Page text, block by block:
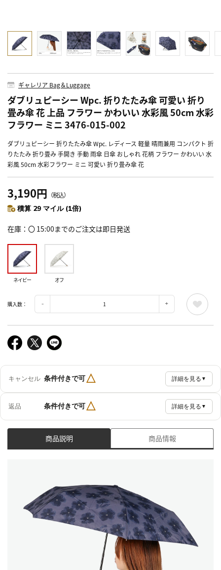
ギャレリア Bag＆Luggage
ダブリュピーシー Wpc. 折りたたみ傘 可愛い 折り
畳み傘 花 上品 フラワー かわいい 水彩風 50cm 水彩
フラワー ミニ 3476-015-002
ダブリュピーシー 折りたたみ傘 Wpc. レディース 軽量 晴雨兼用 コンパクト 折
りたたみ 折り畳み 手開き 手動 雨傘 日傘 おしゃれ 花柄 フラワー かわいい 水
彩風 50cm 水彩フラワー ミニ 可愛い 折り畳み傘 花
3,190円 （税込）
積算 29 マイル (1倍)
在庫 〇 15:00までのご注文は即日発送
ネイビー オフ
購入数：
キャンセル 条件付きで可△ 詳細を見る ▼
返品 条件付きで可△ 詳細を見る ▼
商品説明 商品情報